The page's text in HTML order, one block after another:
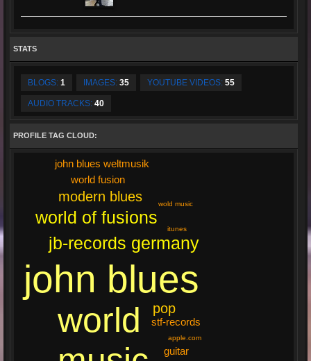
STATS
BLOGS: 1 IMAGES: 35 YOUTUBE VIDEOS: 55
AUDIO TRACKS: 40
PROFILE TAG CLOUD:
john blues
world
jb-records germany
world of fusions
modern blues
pop
world fusion
guitar
stf-records
john blues weltmusik
apple.com
itunes
wold music